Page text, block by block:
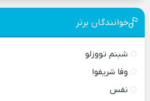
خوانندگان برتر
شبنم تووزلو
وفا شریفوا
نفس